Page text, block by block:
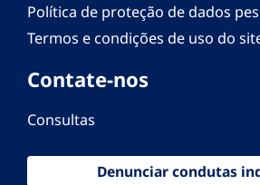
Política de proteção de dados
Termos e condições de uso do
Contate-nos
Consultas
Denunciar condutas